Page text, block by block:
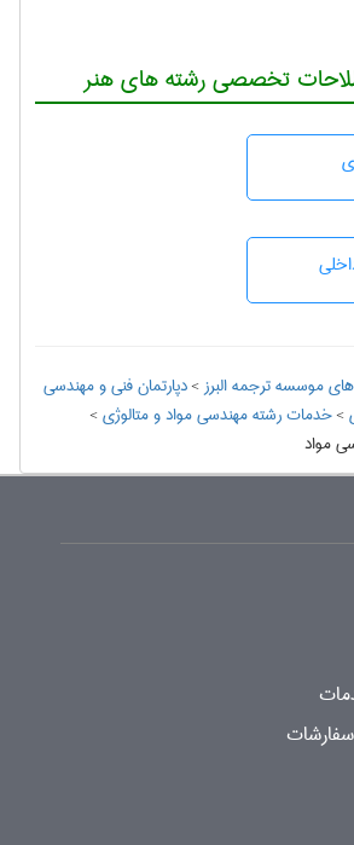
تخصصی رشته های هنر
های موسسه ترجمه البرز>دپارتمان فنی و مهندسی
>خدمات رشته مهندسی مواد و متالوژی>
مواد